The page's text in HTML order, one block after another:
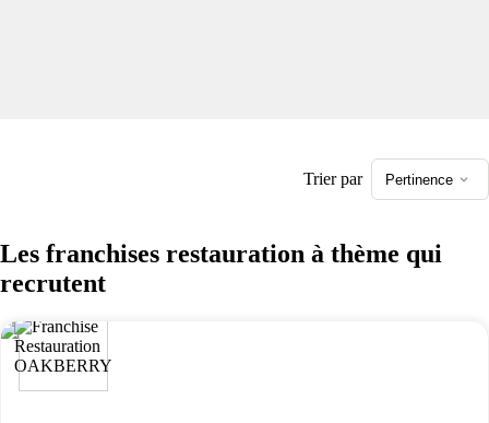
Trier par Pertinence
Les franchises restauration à thème qui
recrutent